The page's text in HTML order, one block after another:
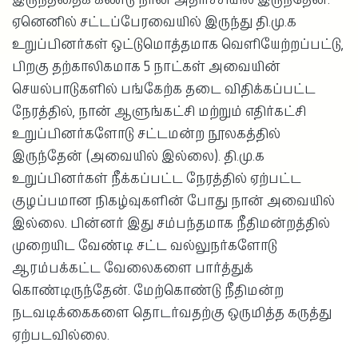
ஏனெனில் சட்டப்பேரவையில் இருந்து தி.மு.க
உறுப்பினர்கள் ஒட்டுமொத்தமாக வெளியேற்றப்பட்டு,
பிறகு தற்காலிகமாக 5 நாட்கள் அவையின்
செயல்பாடுகளில் பங்கேற்க தடை விதிக்கப்பட்ட
நேரத்தில், நான் ஆளுங்கட்சி மற்றும் எதிர்கட்சி
உறுப்பினர்களோடு சட்டமன்ற நூலகத்தில்
இருந்தேன் (அவையில் இல்லை). தி.மு.க
உறுப்பினர்கள் நீக்கப்பட்ட நேரத்தில் ஏற்பட்ட
குழப்பமான நிகழ்வுகளின் போது நான் அவையில்
இல்லை. பின்னர் இது சம்பந்தமாக நீதிமன்றத்தில்
முறையிட வேண்டி சட்ட வல்லுநர்களோடு
ஆரம்பக்கட்ட வேலைகளை பார்த்துக்
கொண்டிருந்தேன். மேற்கொண்டு நீதிமன்ற
நடவடிக்கைகளை தொடர்வதற்கு ஒருமித்த கருத்து
ஏற்படவில்லை.